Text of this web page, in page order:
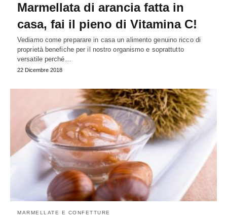
Marmellata di arancia fatta in
casa, fai il pieno di Vitamina C!
Vediamo come preparare in casa un alimento genuino ricco di
proprietà benefiche per il nostro organismo e soprattutto
versatile perché…
22 Dicembre 2018
MARMELLATE E CONFETTURE